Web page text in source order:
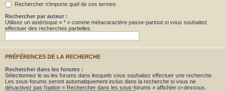
Rechercher n’importe quel de ces termes
Rechercher par auteur :
Utilisez un astérisque « * » comme métacaractère passe-partout si vous souhaitez
effectuer des recherches partielles.
PRÉFÉRENCES DE LA RECHERCHE
Rechercher dans les forums :
Sélectionnez le ou les forums dans lesquels vous souhaitez effectuer une recherche.
Les sous-forums seront automatiquement inclus dans la recherche si vous ne
désactivez pas l’option « Rechercher dans les sous-forums » affichée ci-dessous.